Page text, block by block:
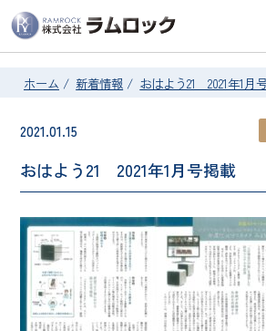
ホーム / 新着情報 / おはよう21 2021年1月
2021.01.15
おはよう21 2021年1月号掲載